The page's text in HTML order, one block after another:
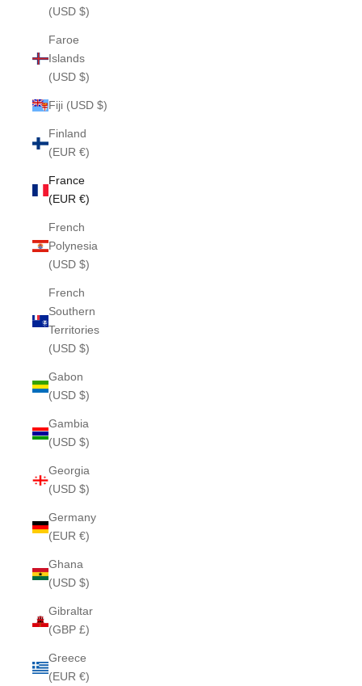
(USD $)
Faroe
Islands
(USD $)
Fiji (USD $)
Finland
(EUR €)
France
(EUR €)
French
Polynesia
(USD $)
French
Southern
Territories
(USD $)
Gabon
(USD $)
Gambia
(USD $)
Georgia
(USD $)
Germany
(EUR €)
Ghana
(USD $)
Gibraltar
(GBP £)
Greece
(EUR €)